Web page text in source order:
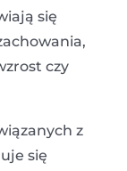
się
czy
z
się